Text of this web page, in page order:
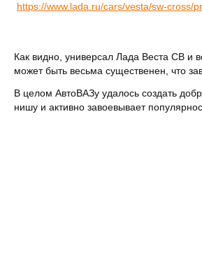
https://www.lada.ru/cars/vesta/sw-cross/
Как видно, универсал Лада Веста СВ и
может быть весьма существенен, что
В целом АвтоВАЗу удалось создать
нишу и активно завоевывает